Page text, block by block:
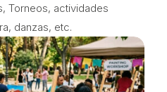
Torneos, actividades
danzas, etc.